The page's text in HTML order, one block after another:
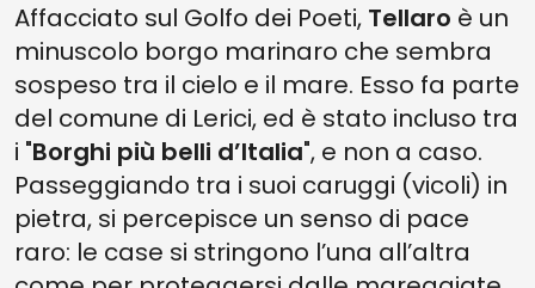
Affacciato sul Golfo dei Poeti, Tellaro è un
minuscolo borgo marinaro che sembra
sospeso tra il cielo e il mare. Esso fa parte
del comune di Lerici, ed è stato incluso tra
i "Borghi più belli d’Italia", e non a caso.
Passeggiando tra i suoi caruggi (vicoli) in
pietra, si percepisce un senso di pace
raro: le case si stringono l’una all’altra